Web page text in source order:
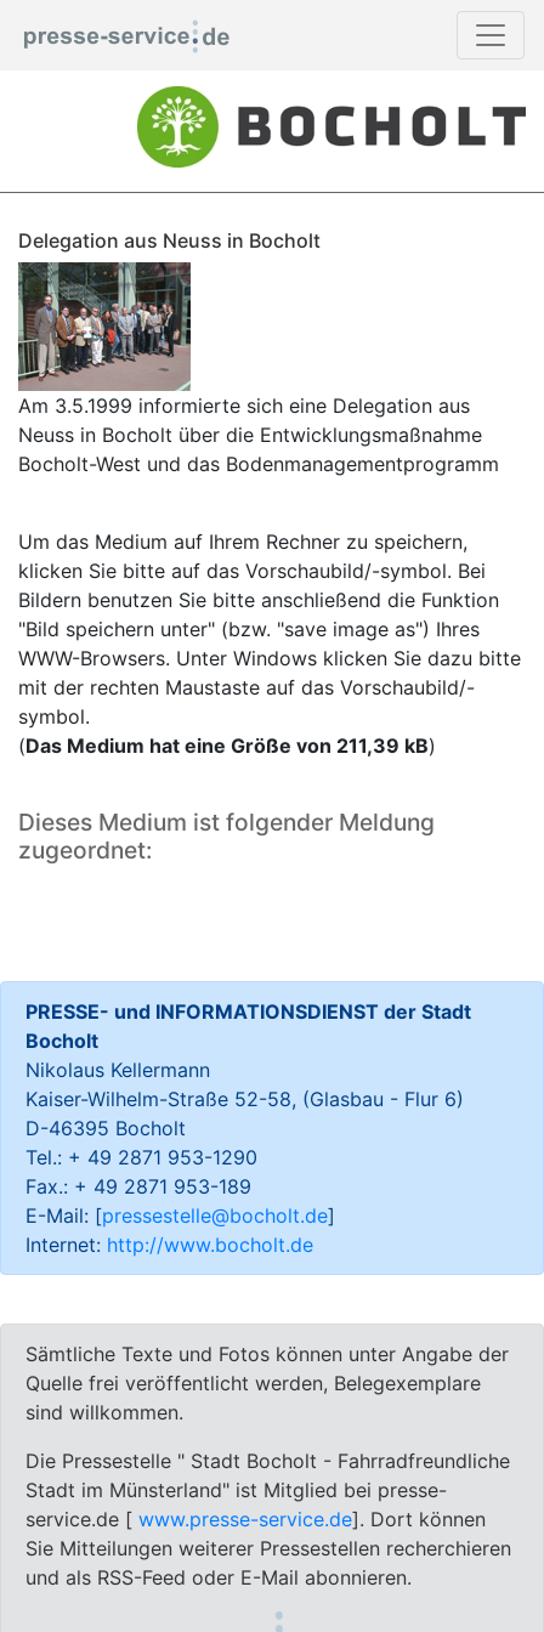
Delegation aus Neuss in Bocholt
Am 3.5.1999 informierte sich eine Delegation aus
Neuss in Bocholt über die Entwicklungsmaßnahme
Bocholt-West und das Bodenmanagementprogramm
Um das Medium auf Ihrem Rechner zu speichern,
klicken Sie bitte auf das Vorschaubild/-symbol. Bei
Bildern benutzen Sie bitte anschließend die Funktion
"Bild speichern unter" (bzw. "save image as") Ihres
WWW-Browsers. Unter Windows klicken Sie dazu bitte
mit der rechten Maustaste auf das Vorschaubild/-
symbol.
(Das Medium hat eine Größe von 211,39 kB)
Dieses Medium ist folgender Meldung
zugeordnet:
PRESSE- und INFORMATIONSDIENST der Stadt
Bocholt
Nikolaus Kellermann
Kaiser-Wilhelm-Straße 52-58, (Glasbau - Flur 6)
D-46395 Bocholt
Tel.: + 49 2871 953-1290
Fax.: + 49 2871 953-189
E-Mail: [pressestelle@bocholt.de]
Internet: http://www.bocholt.de
Sämtliche Texte und Fotos können unter Angabe der
Quelle frei veröffentlicht werden, Belegexemplare
sind willkommen.
Die Pressestelle " Stadt Bocholt - Fahrradfreundliche
Stadt im Münsterland" ist Mitglied bei presse-
service.de [ www.presse-service.de]. Dort können
Sie Mitteilungen weiterer Pressestellen recherchieren
und als RSS-Feed oder E-Mail abonnieren.